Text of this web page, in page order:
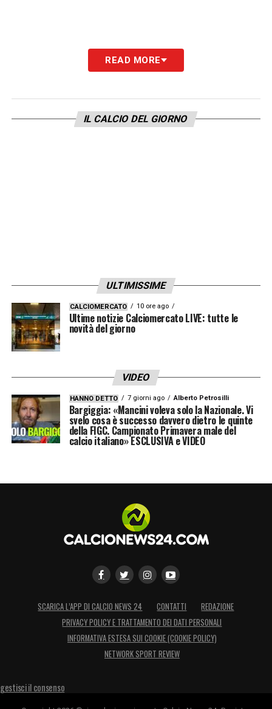
READ MORE
IL CALCIO DEL GIORNO
ULTIMISSIME
CALCIOMERCATO 10 ore ago
Ultime notizie Calciomercato LIVE: tutte le
novità del giorno
VIDEO
HANNO DETTO 7 giorni ago Alberto Petrosilli
Bargiggia: «Mancini voleva solo la Nazionale. Vi
svelo cosa è successo davvero dietro le quinte
della FIGC. Campionato Primavera male del
calcio italiano» ESCLUSIVA e VIDEO
SCARICA L’APP DI CALCIO NEWS 24 CONTATTI
REDAZIONE
PRIVACY POLICY E TRATTAMENTO DEI DATI PERSONALI
INFORMATIVA ESTESA SUI COOKIE (COOKIE POLICY)
NETWORK SPORT REVIEW
gestisci il consenso